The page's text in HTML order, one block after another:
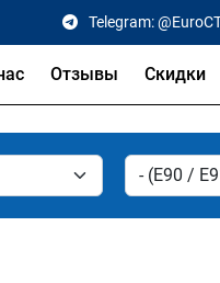
Telegram:
Отзывы Скидки